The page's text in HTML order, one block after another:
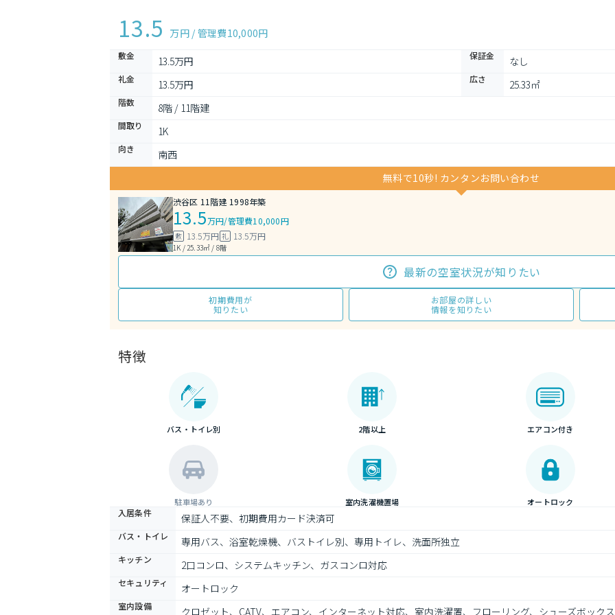
13.5 万円 / 管理費10,000円
敷金 13.5万円 保証金 なし
礼金 13.5万円 広さ 25.33㎡
階数 8階 / 11階建
間取り 1K
向き
南西
無料で10秒! カンタンお問い合わせ
渋谷区 11階建 1998年築
13.5万円/管理費10,000円
敷 13.5万円 礼 13.5万円
1K / 25.33㎡ / 8階
最新の空室状況が知りたい
初期費用が
知りたい
お部屋の詳しい
情報を知りたい
特徴
バス・トイレ別 2階以上 エアコン付き
駐車場あり 室内洗濯機置場 オートロック
入居条件 保証人不要、初期費用カード決済可
バス・トイレ 専用バス、浴室乾燥機、バストイレ別、専用トイレ、洗面所独立
キッチン 2口コンロ、システムキッチン、ガスコンロ対応
セキュリティ オートロック
室内設備 クロゼット、CATV、エアコン、インターネット対応、室内洗濯置、フローリング、シューズボックス